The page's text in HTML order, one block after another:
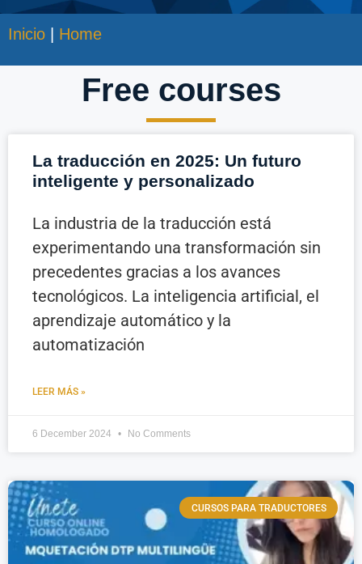
Inicio Home
Free courses
La traducción en 2025: Un futuro
inteligente y personalizado
La industria de la traducción está
experimentando una transformación sin
precedentes gracias a los avances
tecnológicos. La inteligencia artificial, el
aprendizaje automático y la
automatización
LEER MÁS »
6 December 2024 No Comments
CURSOS PARA TRADUCTORES